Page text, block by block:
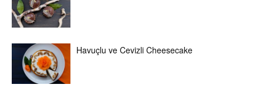
Havuçlu ve Cevizli Cheesecake